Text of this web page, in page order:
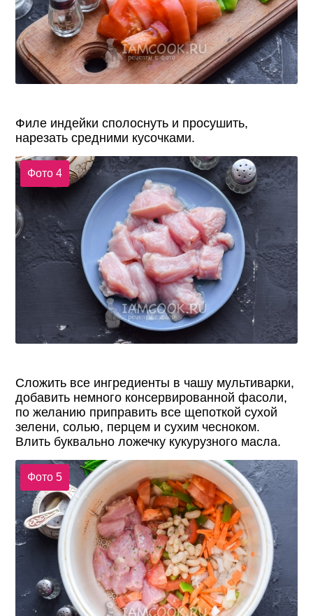
Филе индейки сполоснуть и просушить,
нарезать средними кусочками.
Фото 4
Сложить все ингредиенты в чашу мультиварки,
добавить немного консервированной фасоли,
по желанию приправить все щепоткой сухой
зелени, солью, перцем и сухим чесноком.
Влить буквально ложечку кукурузного масла.
Фото 5